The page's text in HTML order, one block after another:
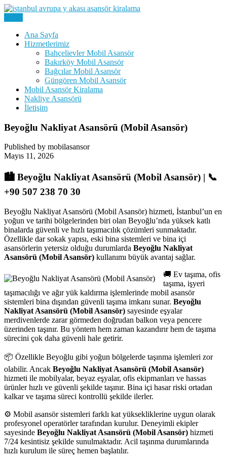
Skip
Avrupa Yakası Mobil Asansör
Kiralama
Ana Sayfa
Hizmetlerimiz
Bahçelievler Mobil Asansör
Bakırköy Mobil Asansör
Bağcılar Mobil Asansör
Güngören Mobil Asansör
Mobil Asansör Kiralama
Nakliye Asansörü
İletişim
Beyoğlu Nakliyat Asansörü (Mobil Asansör)
Published by mobilasansor
Mayıs 11, 2026
🏙️ Beyoğlu Nakliyat Asansörü (Mobil Asansör) | 📞
+90 507 238 70 30
Beyoğlu Nakliyat Asansörü (Mobil Asansör) hizmeti, İstanbul’un en
yoğun ve tarihi bölgelerinden biri olan Beyoğlu’nda yüksek katlı
binalarda güvenli ve hızlı taşımacılık çözümleri sunmaktadır.
Özellikle dar sokak yapısı, eski bina sistemleri ve bina içi
asansörlerin yetersiz olduğu durumlarda Beyoğlu Nakliyat
Asansörü (Mobil Asansör) kullanımı büyük avantaj sağlar.
🚚 Ev taşıma, ofis
taşıma, işyeri
taşımacılığı ve ağır yük kaldırma işlemlerinde mobil asansör
sistemleri bina dışından güvenli taşıma imkanı sunar. Beyoğlu
Nakliyat Asansörü (Mobil Asansör) sayesinde eşyalar
merdivenlerde zarar görmeden doğrudan balkon veya pencere
üzerinden taşınır. Bu yöntem hem zaman kazandırır hem de taşıma
sürecini çok daha güvenli hale getirir.
📦 Özellikle Beyoğlu gibi yoğun bölgelerde taşınma işlemleri zor
olabilir. Ancak Beyoğlu Nakliyat Asansörü (Mobil Asansör)
hizmeti ile mobilyalar, beyaz eşyalar, ofis ekipmanları ve hassas
ürünler hızlı ve güvenli şekilde taşınır. Bina içi hasar riski ortadan
kalkar ve taşıma süreci kontrollü şekilde ilerler.
⚙️ Mobil asansör sistemleri farklı kat yüksekliklerine uygun olarak
profesyonel operatörler tarafından kurulur. Deneyimli ekipler
sayesinde Beyoğlu Nakliyat Asansörü (Mobil Asansör) hizmeti
7/24 kesintisiz şekilde sunulmaktadır. Acil taşınma durumlarında
hızlı kurulum ile süreç hemen başlatılır.